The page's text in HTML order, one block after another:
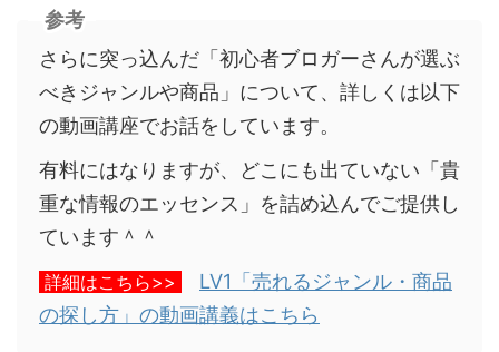
参考
さらに突っ込んだ「初心者ブロガーさんが選ぶ
べきジャンルや商品」について、詳しくは以下
の動画講座でお話をしています。
有料にはなりますが、どこにも出ていない「貴
重な情報のエッセンス」を詰め込んでご提供し
ています＾＾
詳細はこちら>>
LV1「売れるジャンル・商品
の探し方」の動画講義はこちら